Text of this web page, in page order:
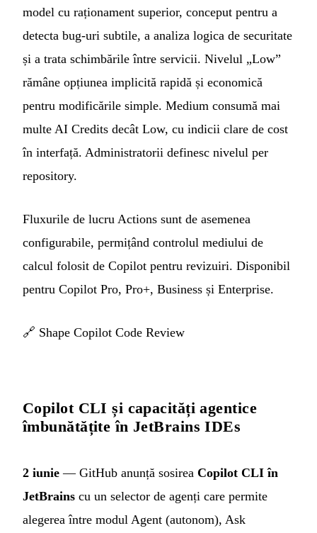
model cu raționament superior, conceput pentru a
detecta bug-uri subtile, a analiza logica de securitate
și a trata schimbările între servicii. Nivelul „Low”
rămâne opțiunea implicită rapidă și economică
pentru modificările simple. Medium consumă mai
multe AI Credits decât Low, cu indicii clare de cost
în interfață. Administratorii definesc nivelul per
repository.
Fluxurile de lucru Actions sunt de asemenea
configurabile, permițând controlul mediului de
calcul folosit de Copilot pentru revizuiri. Disponibil
pentru Copilot Pro, Pro+, Business și Enterprise.
🔗 Shape Copilot Code Review
Copilot CLI și capacități agentice
îmbunătățite în JetBrains IDEs
2 iunie — GitHub anunță sosirea Copilot CLI în
JetBrains cu un selector de agenți care permite
alegerea între modul Agent (autonom), Ask